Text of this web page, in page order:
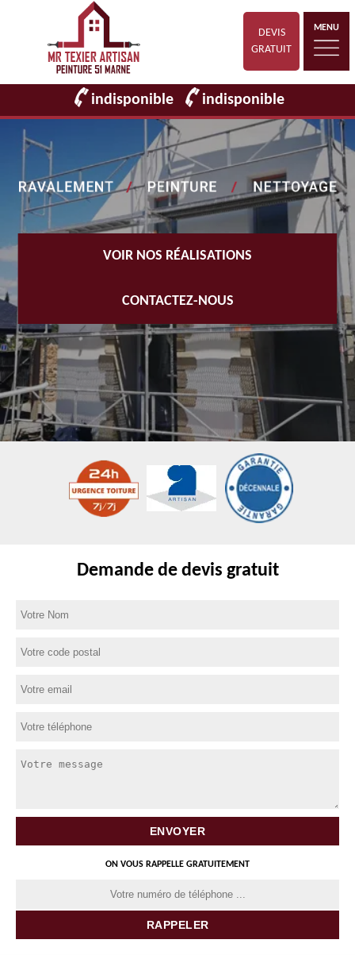
DEVIS
GRATUIT
MENU
indisponible indisponible
VOIR NOS RÉALISATIONS
CONTACTEZ-NOUS
Demande de devis gratuit
ON VOUS RAPPELLE GRATUITEMENT